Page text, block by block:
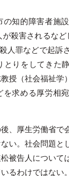
知的障害者施
殺害されるな
人罪などで起訴
とりをしてきた
授（社会福祉学
を求める厚労相
、厚生労働省で
い。社会問題と
被告人について
るわけではない